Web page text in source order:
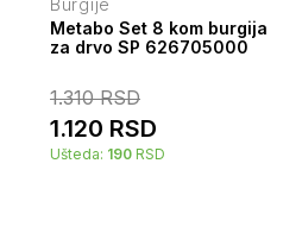
Metabo Set 8 kom burgija
za drvo SP 626705000
1.310RSD
1.120 RSD
Ušteda: 190 RSD